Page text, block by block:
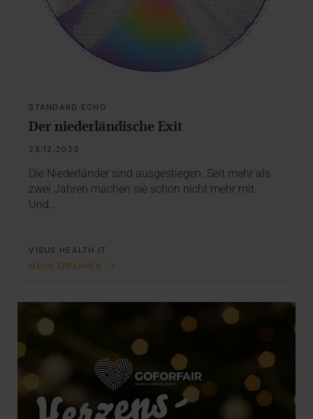
STANDARD ECHO
Der niederländische Exit
28.12.2023
Die Niederländer sind ausgestiegen. Seit mehr als
zwei Jahren machen sie schon nicht mehr mit.
Und…
VISUS HEALTH IT
MEHR ERFAHREN